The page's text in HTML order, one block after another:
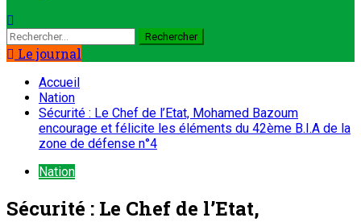
Le journal
Accueil
Nation
Sécurité : Le Chef de l’Etat, Mohamed Bazoum
encourage et félicite les éléments du 42ème B.I.A de la
zone de défense n°4
Nation
Sécurité : Le Chef de l’Etat,